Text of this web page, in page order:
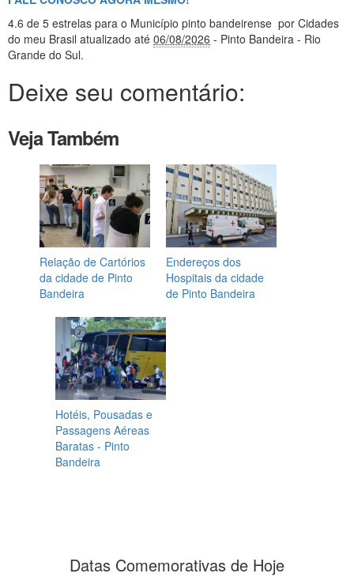
4.6 de 5 estrelas para o Município pinto bandeirense por Cidades
do meu Brasil atualizado até 06/08/2026 - Pinto Bandeira - Rio
Grande do Sul.
Deixe seu comentário:
Veja Também
Relação de Cartórios
da cidade de Pinto
Bandeira
Endereços dos
Hospitais da cidade
de Pinto Bandeira
Hotéis, Pousadas e
Passagens Aéreas
Baratas - Pinto
Bandeira
Datas Comemorativas de Hoje